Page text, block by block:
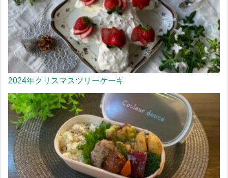
2024年クリスマスツリーケーキ